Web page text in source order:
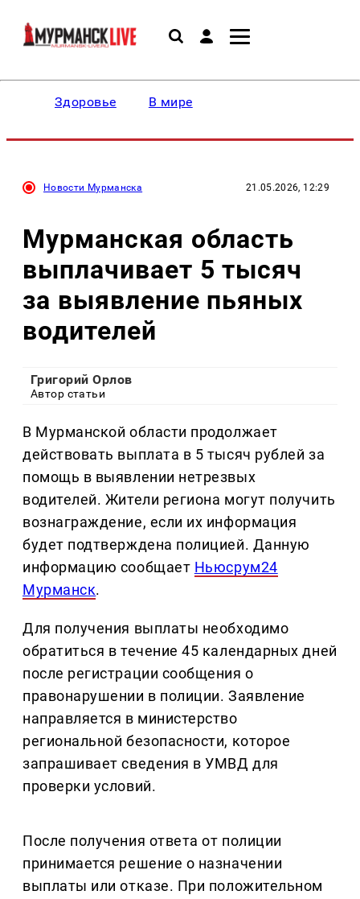
Здоровье В мире
Новости Мурманска 21.05.2026, 12:29
Мурманская область
выплачивает 5 тысяч
за выявление пьяных
водителей
Григорий Орлов
Автор статьи
В Мурманской области продолжает
действовать выплата в 5 тысяч рублей за
помощь в выявлении нетрезвых
водителей. Жители региона могут получить
вознаграждение, если их информация
будет подтверждена полицией. Данную
информацию сообщает Ньюсрум24
Мурманск.
Для получения выплаты необходимо
обратиться в течение 45 календарных дней
после регистрации сообщения о
правонарушении в полиции. Заявление
направляется в министерство
региональной безопасности, которое
запрашивает сведения в УМВД для
проверки условий.
После получения ответа от полиции
принимается решение о назначении
выплаты или отказе. При положительном